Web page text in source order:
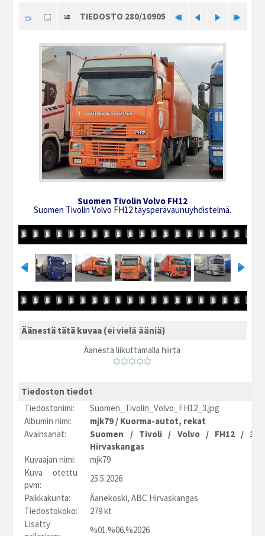
TIEDOSTO 280/10905
Suomen Tivolin Volvo FH12
Suomen Tivolin Volvo FH12 täysperävaunuyhdistelmä.
Äänestä tätä kuvaa (ei vielä ääniä)
Äänestä liikuttamalla hiirtä
Tiedoston tiedot
Tiedostonimi:
Suomen_Tivolin_Volvo_FH12_3.jpg
Albumin nimi:
mjk79 / Kuorma-autot, rekat
Avainsanat:
Suomen / Tivoli/ Volvo/ FH12 / 3
Hirvaskangas
Kuvaajan nimi:
mjk79
Kuva otettu
pvm:
25.5.2026
Paikkakunta:
Äänekoski, ABC Hirvaskangas
Tiedostokoko:
279 kt
Lisätty
%01.%06.%2026